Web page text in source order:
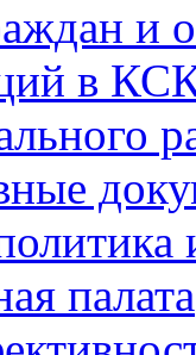
и
в
палата